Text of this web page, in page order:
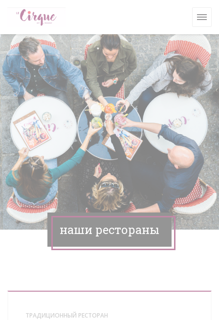
наши рестораны
ТРАДИЦИОННЫЙ РЕСТОРАН